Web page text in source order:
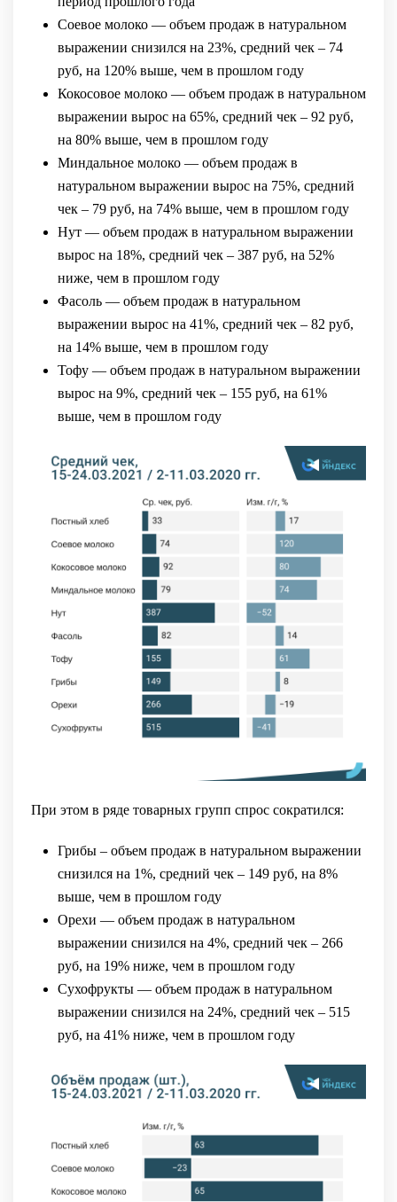
Соевое молоко — объем продаж в натуральном
выражении снизился на 23%, средний чек – 74
руб, на 120% выше, чем в прошлом году
Кокосовое молоко — объем продаж в натуральном
выражении вырос на 65%, средний чек – 92 руб,
на 80% выше, чем в прошлом году
Миндальное молоко — объем продаж в
натуральном выражении вырос на 75%, средний
чек – 79 руб, на 74% выше, чем в прошлом году
Нут — объем продаж в натуральном выражении
вырос на 18%, средний чек – 387 руб, на 52%
ниже, чем в прошлом году
Фасоль — объем продаж в натуральном
выражении вырос на 41%, средний чек – 82 руб,
на 14% выше, чем в прошлом году
Тофу — объем продаж в натуральном выражении
вырос на 9%, средний чек – 155 руб, на 61%
выше, чем в прошлом году
При этом в ряде товарных групп спрос сократился:
Грибы – объем продаж в натуральном выражении
снизился на 1%, средний чек – 149 руб, на 8%
выше, чем в прошлом году
Орехи — объем продаж в натуральном
выражении снизился на 4%, средний чек – 266
руб, на 19% ниже, чем в прошлом году
Сухофрукты — объем продаж в натуральном
выражении снизился на 24%, средний чек – 515
руб, на 41% ниже, чем в прошлом году